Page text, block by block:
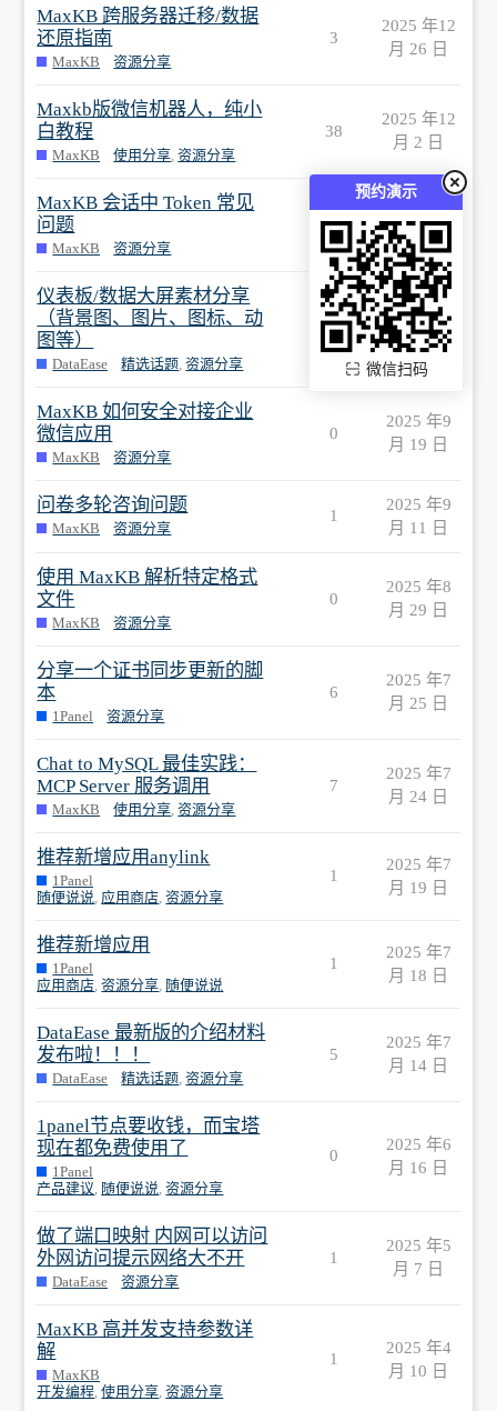
预约演示
微信扫码
MaxKB 跨服务器迁移/数据
还原指南
MaxKB 资源分享
3
2025 年12
月 26 日
Maxkb版微信机器人，纯小
白教程
MaxKB 使用分享,资源分享
38
2025 年12
月 2 日
MaxKB 会话中 Token 常见
问题
MaxKB 资源分享
0
2025 年11
月 11 日
仪表板/数据大屏素材分享
（背景图、图片、图标、动
图等）
DataEase 精选话题,资源分享
92
2025 年11
月 6 日
MaxKB 如何安全对接企业
微信应用
MaxKB 资源分享
0
2025 年9
月 19 日
问卷多轮咨询问题
MaxKB 资源分享
1
2025 年9
月 11 日
使用 MaxKB 解析特定格式
文件
MaxKB 资源分享
0
2025 年8
月 29 日
分享一个证书同步更新的脚
本
1Panel 资源分享
6
2025 年7
月 25 日
Chat to MySQL 最佳实践：
MCP Server 服务调用
MaxKB 使用分享,资源分享
7
2025 年7
月 24 日
推荐新增应用anylink
1Panel
随便说说, 应用商店,资源分享
1
2025 年7
月 19 日
推荐新增应用
1Panel
应用商店,资源分享, 随便说说
1
2025 年7
月 18 日
DataEase 最新版的介绍材料
发布啦！！！
DataEase 精选话题,资源分享
5
2025 年7
月 14 日
1panel节点要收钱，而宝塔
现在都免费使用了
1Panel
产品建议, 随便说说,资源分享
0
2025 年6
月 16 日
做了端口映射 内网可以访问
外网访问提示网络大不开
DataEase 资源分享
1
2025 年5
月 7 日
MaxKB 高并发支持参数详
解
MaxKB
开发编程,使用分享,资源分享
1
2025 年4
月 10 日